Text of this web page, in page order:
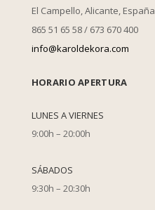
El Campello, Alicante, España
865 51 65 58 / 673 670 400
info@karoldekora.com
HORARIO APERTURA
LUNES A VIERNES
9:00h – 20:00h
SÁBADOS
9:30h – 20:30h